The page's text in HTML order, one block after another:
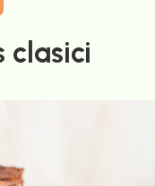
clasici